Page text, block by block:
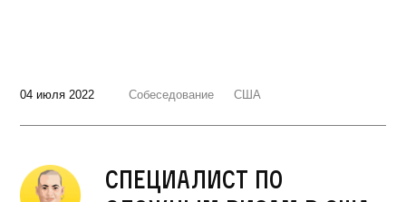
04 июля 2022 Собеседование США
Специалист по